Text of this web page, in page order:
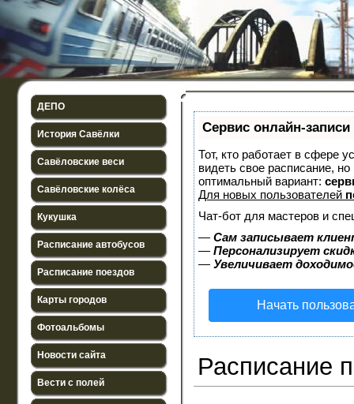
ДЕПО
История Савёлки
Савёловские веси
Савёловские колёса
Кукушка
Расписание автобусов
Расписание поездов
Карты городов
Фотоальбомы
Новости сайта
Вести с полей
Сервис онлайн-
Тот, кто работает в сфере
видеть свое расписание,
оптимальный вариант:
Для новых пользователей
Чат-бот для мастеров и
— Сам записывает
— Персонализирует
— Увеличивает
Начать
Расписание